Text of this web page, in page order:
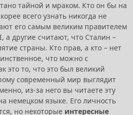
тайной и мраком. Кто он бы на
всего узнать никогда не
его самым великим правителем
а другие считают, что Сталин –
страны. Кто прав, а кто – нет
что можно с
это то, что это был великий
современный мир выглядит
из-за него вы читаете эту
немецком языке. Его личность
но некоторые интересные